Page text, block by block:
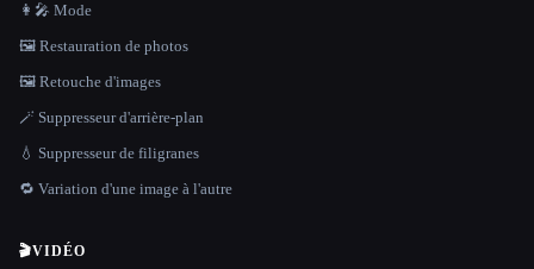
👩‍🎤 Mode
🖼️ Restauration de photos
🖼️ Retouche d'images
🪄 Suppresseur d'arrière-plan
💧 Suppresseur de filigranes
🔁 Variation d'une image à l'autre
🎬VIDÉO